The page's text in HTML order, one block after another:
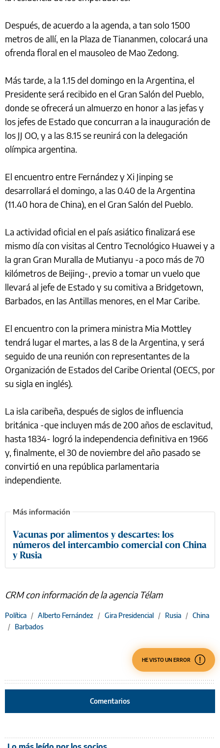
Después, de acuerdo a la agenda, a tan solo 1500
metros de allí, en la Plaza de Tiananmen, colocará una
ofrenda floral en el mausoleo de Mao Zedong.
Más tarde, a la 1.15 del domingo en la Argentina, el
Presidente será recibido en el Gran Salón del Pueblo,
donde se ofrecerá un almuerzo en honor a las jefas y
los jefes de Estado que concurran a la inauguración de
los JJ OO, y a las 8.15 se reunirá con la delegación
olímpica argentina.
El encuentro entre Fernández y Xi Jinping se
desarrollará el domingo, a las 0.40 de la Argentina
(11.40 hora de China), en el Gran Salón del Pueblo.
La actividad oficial en el país asiático finalizará ese
mismo día con visitas al Centro Tecnológico Huawei y a
la gran Gran Muralla de Mutianyu -a poco más de 70
kilómetros de Beijing-, previo a tomar un vuelo que
llevará al jefe de Estado y su comitiva a Bridgetown,
Barbados, en las Antillas menores, en el Mar Caribe.
El encuentro con la primera ministra Mia Mottley
tendrá lugar el martes, a las 8 de la Argentina, y será
seguido de una reunión con representantes de la
Organización de Estados del Caribe Oriental (OECS, por
su sigla en inglés).
La isla caribeña, después de siglos de influencia
británica -que incluyen más de 200 años de esclavitud,
hasta 1834- logró la independencia definitiva en 1966
y, finalmente, el 30 de noviembre del año pasado se
convirtió en una república parlamentaria
independiente.
Vacunas por alimentos y descartes: los
números del intercambio comercial con China
y Rusia
CRM con información de la agencia Télam
Política / Alberto Fernández / Gira Presidencial / Rusia / China
/ Barbados
HE VISTO UN ERROR
Comentarios